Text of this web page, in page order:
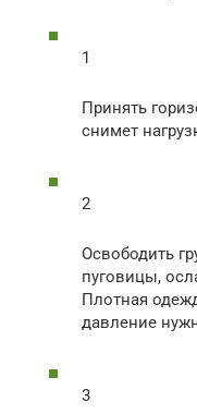
1
Принять
снимет
2
Освободить
пуговицы,
Плотная
давление
3